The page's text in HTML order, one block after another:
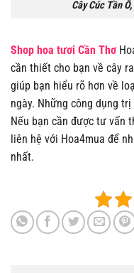
Cây Cúc Tần
Shop hoa tươi Cần Thơ
cần thiết cho bạn về cây
giúp bạn hiểu rõ hơn về
ngày. Những công dụng
Nếu bạn cần được tư vấn
liên hệ với Hoa4mua để
nhất.